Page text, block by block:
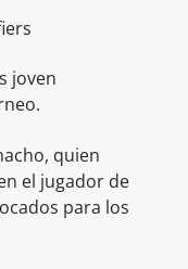
joven
quien
el jugador de
para los